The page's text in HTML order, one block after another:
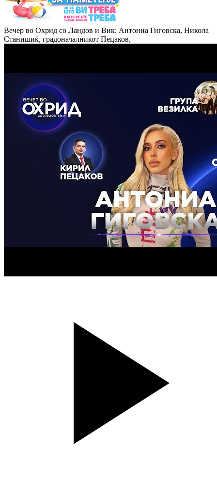
Вечер во Охрид со Ландов и Вик: Антониа Гиговска, Никола
Станишиќ, градоначалникот Пецаков,